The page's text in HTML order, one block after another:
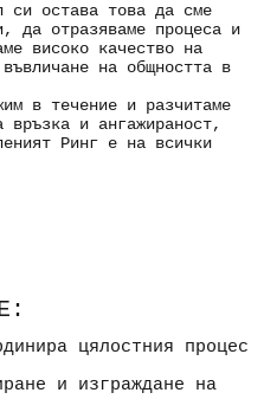
си остава това да сме
да отразяваме процеса и
високо качество на
на общността в
в течение и разчитаме
връзка и ангажираност,
Ринг е на всички
цялостния процес
и изграждане на